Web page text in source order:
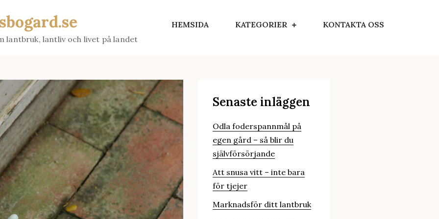
lantbruk, lantliv och livet på landet
HEMSIDA KATEGORIER KONTAKTA OSS
Senaste inläggen
Odla foderspannmål på
egen gård – så blir du
självförsörjande
Att snusa vitt – inte bara
för tjejer
Marknadsför ditt lantbruk